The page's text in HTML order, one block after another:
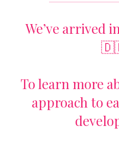
We’ve arrived
To learn more
approach to